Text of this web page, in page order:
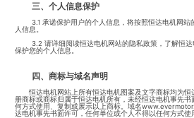
三、个人信息保护
3.1 承诺保护用户的个人信息，将按照恒达电机网站
人信息。
3.2 请详细阅读恒达电机网站的隐私政策，了解恒达
保护您的个人信息。
四、商标与域名声明
恒达电机网站上所有恒达电机图案及文字商标均为恒
册商标或商标归属于恒达电机所有，未经恒达电机事先
何方式使用、复制或展示以上商标。域名
达电机事先书面许可，任何单位或个人不得以任何方式使